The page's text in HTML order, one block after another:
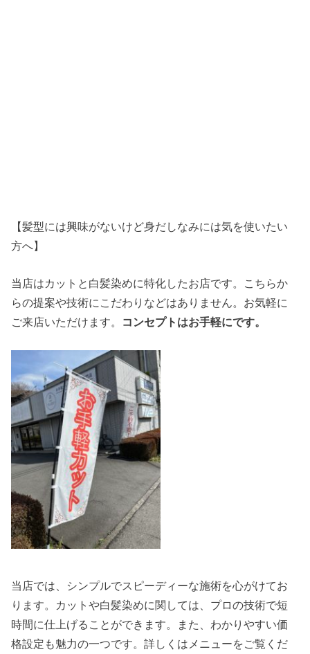
【髪型には興味がないけど身だしなみには気を使いたい
方へ】
当店はカットと白髪染めに特化したお店です。こちらか
らの提案や技術にこだわりなどはありません。お気軽に
ご来店いただけます。 コンセプトはお手軽にです。
当店では、シンプルでスピーディーな施術を心がけてお
ります。カットや白髪染めに関しては、プロの技術で短
時間に仕上げることができます。また、わかりやすい価
格設定も魅力の一つです。詳しくはメニューをご覧くだ